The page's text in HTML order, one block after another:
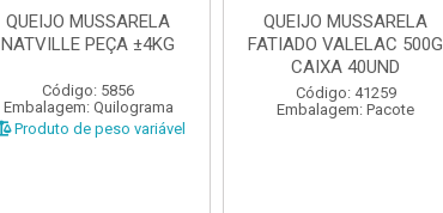
QUEIJO MUSSARELA
NATVILLE PEÇA ±4KG
Código: 5856
Embalagem: Quilograma
Produto de peso variável
QUEIJO MUSSARELA
FATIADO VALELAC 500G
CAIXA 40UND
Código: 41259
Embalagem: Pacote